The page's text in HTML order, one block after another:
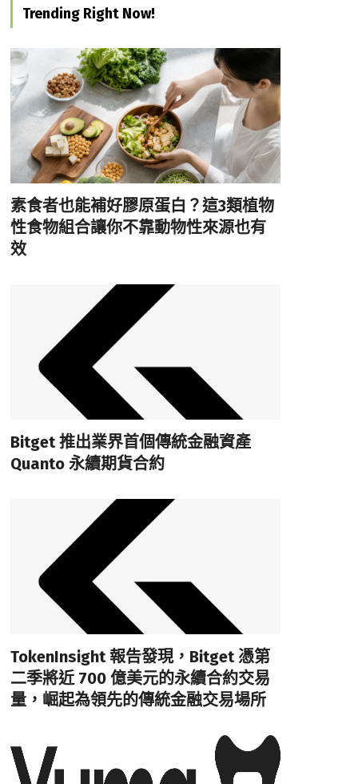
Trending Right Now!
素食者也能補好膠原蛋白？這3類植物
性食物組合讓你不靠動物性來源也有
效
Bitget 推出業界首個傳統金融資產
Quanto 永續期貨合約
TokenInsight 報告發現，Bitget 憑第
二季將近 700 億美元的永續合約交易
量，崛起為領先的傳統金融交易場所